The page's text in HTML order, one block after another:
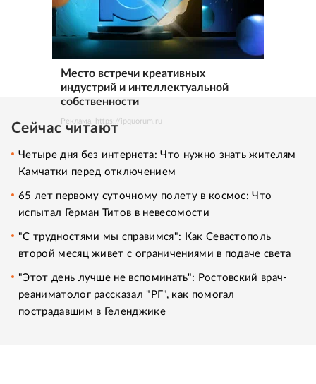
Место встречи креативных
индустрий и интеллектуальной
собственности
Реклама. https://ipquorum.ru
Сейчас читают
Четыре дня без интернета: Что нужно знать жителям
Камчатки перед отключением
65 лет первому суточному полету в космос: Что
испытал Герман Титов в невесомости
"С трудностями мы справимся": Как Севастополь
второй месяц живет с ограничениями в подаче света
"Этот день лучше не вспоминать": Ростовский врач-
реаниматолог рассказал "РГ", как помогал
пострадавшим в Геленджике